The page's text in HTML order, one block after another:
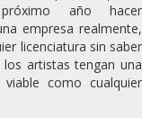
año hacer
empresa realmente,
licenciatura sin saber
artistas tengan una
como cualquier